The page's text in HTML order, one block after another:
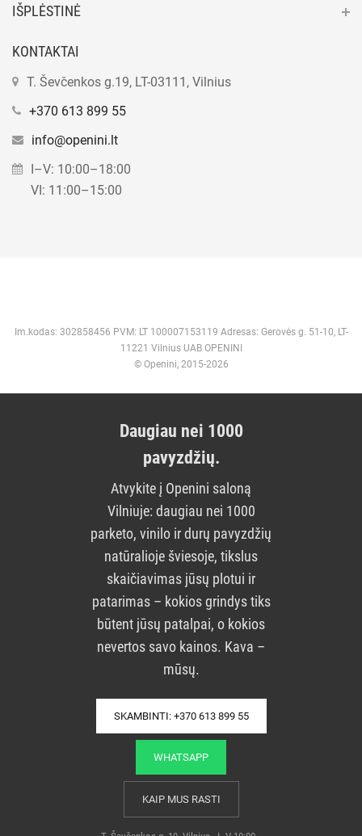
IŠPLĖSTINĖ
KONTAKTAI
T. Ševčenkos g.19, LT-03111, Vilnius
+370 613 899 55
info@openini.lt
I–V: 10:00–18:00
VI: 11:00–15:00
Im.kodas: 302858456 PVM: LT 100007153119 Adresas: Gerovės g. 51-10, LT-
11221 Vilnius UAB OPENINI
© Openini, 2015-2026
Daugiau nei 1000
pavyzdžių.
Atvykite į Openini saloną
Vilniuje: daugiau nei 1000
parketo, vinilo ir durų pavyzdžių
natūralioje šviesoje, tikslus
skaičiavimas jūsų plotui ir
patarimas – kokios grindys tiks
būtent jūsų patalpai, o kokios
nevertos savo kainos. Kava –
mūsų.
SKAMBINTI: +370 613 899 55
WHATSAPP
KAIP MUS RASTI